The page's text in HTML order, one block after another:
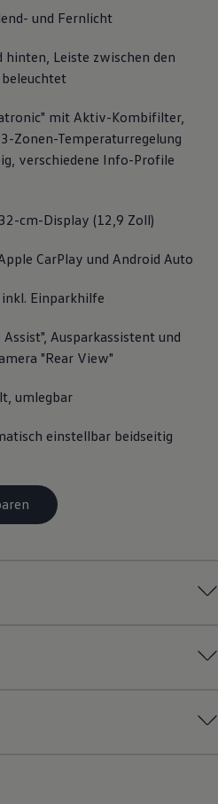
und Fernlicht
hinten, Leiste zwischen den
mit Aktiv-Kombifilter,
Zonen-Temperaturregelung
verschiedene Info-Profile
cm-Display (12,9 Zoll)
CarPlay und Android Auto
Einparkhilfe
Ausparkassistent und
"Rear View"
umlegbar
einstellbar beidseitig